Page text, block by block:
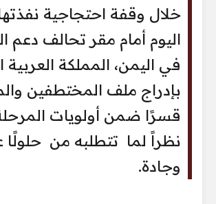
خلال وقفة احتجاجية
اليوم أمام مقر تحالف دعم
في اليمن، المملكة العربية
بإدراج ملف المختطفين
قسرًا ضمن أولويات المرحلة
نظراً لما تتطلبه من حلولًا
وجادة.